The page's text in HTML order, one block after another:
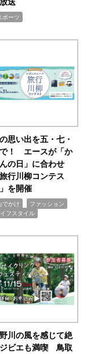
ポーツ
思い出を五・七・
！ エースが「か
の日」に合わせ
旅行川柳コンテス
」を開催
でかけ ファッション
フスタイル
川の風を感じて絶
ビエも満喫 鳥取